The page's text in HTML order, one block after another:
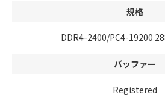
規格
DDR4-2400/PC4-19200
バッファー
Registered